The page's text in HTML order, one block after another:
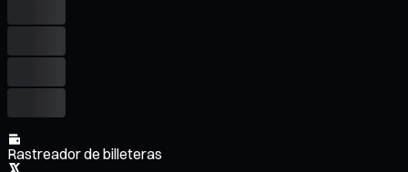
Rastreador de billeteras